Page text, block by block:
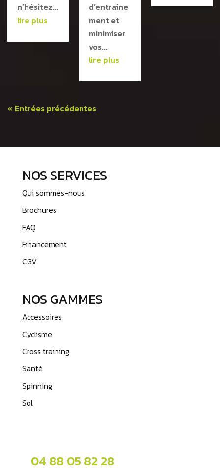
n’hésitez...
lire plus
d’entraine
ment et
minimiser
vos...
lire plus
« Entrées précédentes
NOS SERVICES
Qui sommes-nous
Brochures
FAQ
Financement
CGV
NOS GAMMES
Accessoires
Cyclisme
Cross training
Santé
Spinning
Sol
04 88 05 82 28